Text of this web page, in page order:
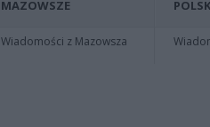
MAZOWSZE
Wiadomości z Mazowsza